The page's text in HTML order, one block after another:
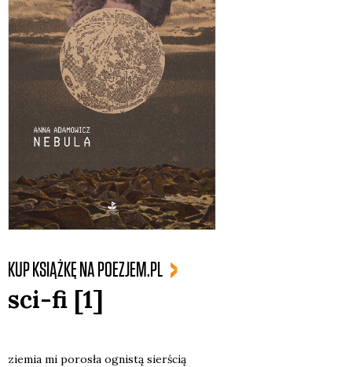
KUP KSIĄŻKĘ NA POEZJEM.PL
sci-fi [1]
zie­mia mi poro­sła ogni­stą sier­ścią